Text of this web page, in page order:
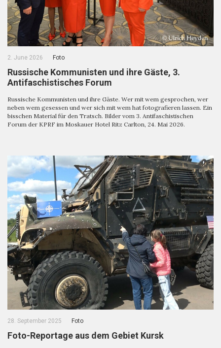
2. June 2026 Foto
Russische Kommunisten und ihre Gäste, 3.
Antifaschistisches Forum
Russische Kommunisten und ihre Gäste. Wer mit wem gesprochen, wer
neben wem gesessen und wer sich mit wem hat fotografieren lassen. Ein
bisschen Material für den Tratsch. Bilder vom 3. Antifaschistischen
Forum der KPRF im Moskauer Hotel Ritz Carlton, 24. Mai 2026.
28. September 2025 Foto
Foto-Reportage aus dem Gebiet Kursk